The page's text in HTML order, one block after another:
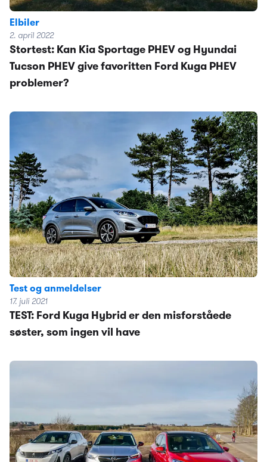
Elbiler
2. april 2022
Stortest: Kan Kia Sportage PHEV og Hyundai
Tucson PHEV give favoritten Ford Kuga PHEV
problemer?
Test og anmeldelser
17. juli 2021
TEST: Ford Kuga Hybrid er den misforståede
søster, som ingen vil have